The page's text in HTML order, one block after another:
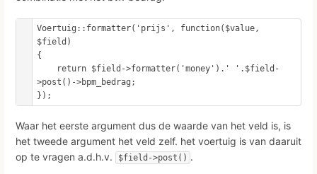
Voertuig::formatter('prijs', function($value,
$field)
{
>post()->bpm_bedrag;
});
Waar het eerste argument dus de waarde van het veld is, is
het tweede argument het veld zelf. het voertuig is van daaruit
op te vragen a.d.h.v.
$field->post() .